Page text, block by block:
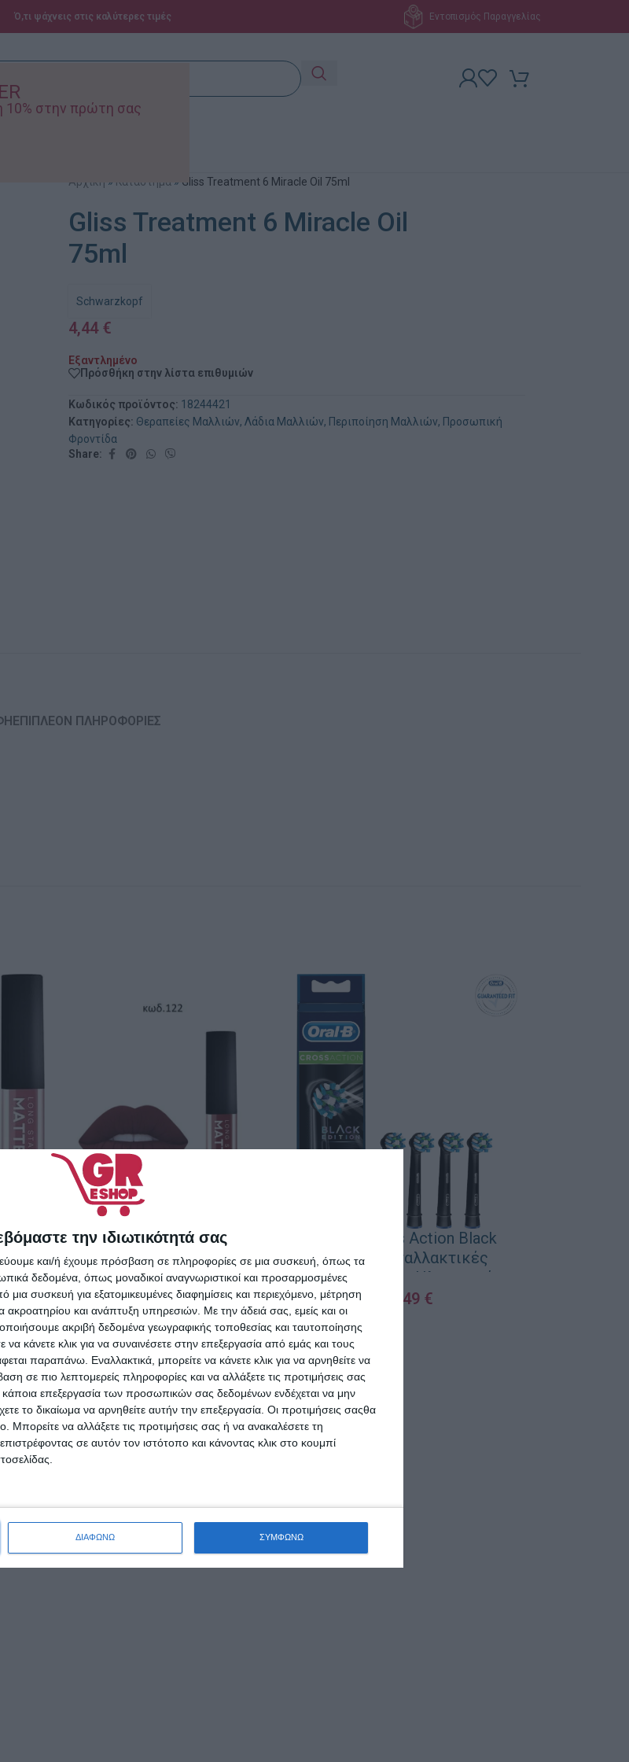
10% στην πρώτη σας
την ιδιωτικότητά σας
και/ή έχουμε πρόσβαση σε πληροφορίες σε μια συσκευή, όπως τα
δεδομένα, όπως μοναδικοί αναγνωριστικοί και προσαρμοσμένες
συσκευή για εξατομικευμένες διαφημίσεις και περιεχόμενο, μέτρηση
ακροατηρίου και ανάπτυξη υπηρεσιών. Με την άδειά σας, εμείς και οι
ακριβή δεδομένα γεωγραφικής τοποθεσίας και ταυτοποίησης
κάνετε κλικ για να συναινέσετε στην επεξεργασία από εμάς και τους
παραπάνω. Εναλλακτικά, μπορείτε να κάνετε κλικ για να αρνηθείτε να
σε πιο λεπτομερείς πληροφορίες και να αλλάξετε τις προτιμήσεις σας
επεξεργασία των προσωπικών σας δεδομένων ενδέχεται να μην
το δικαίωμα να αρνηθείτε αυτήν την επεξεργασία. Οι προτιμήσεις σαςθα
Μπορείτε να αλλάξετε τις προτιμήσεις σας ή να ανακαλέσετε τη
σε αυτόν τον ιστότοπο και κάνοντας κλικ στο κουμπί
ΔΙΑΦΩΝΩ ΣΥΜΦΩΝΩ
Ό,τι ψάχνεις στις καλύτερες τιμές Εντοπισμός Παραγγελίας
Αρχική » Κατάστημα » Gliss Treatment 6 Miracle Oil 75ml
Gliss Treatment 6 Miracle Oil
75ml
Schwarzkopf
4,44 €
Εξαντλημένο
Πρόσθήκη στην λίστα επιθυμιών
Κωδικός προϊόντος: 18244421
Κατηγορίες: Θεραπείες Μαλλιών, Λάδια Μαλλιών, Περιποίηση Μαλλιών, Προσωπική
Φροντίδα
Share:
ΕΠΙΠΛΈΟΝ ΠΛΗΡΟΦΟΡΊΕΣ
NX Beauty Professional Matte
Longstay 122
4,29€
ΠΡΟΣΘΉΚΗ ΣΤΟ ΚΑΛΆΘΙ
Oral-B Cross Action Black
Edition Ανταλλακτικές
Κεφαλές για Ηλεκτρική
Οδοντόβουρτσα 4τμχ
13,49 €
ΠΡΟΣΘΉΚΗ ΣΤΟ ΚΑΛΆΘΙ